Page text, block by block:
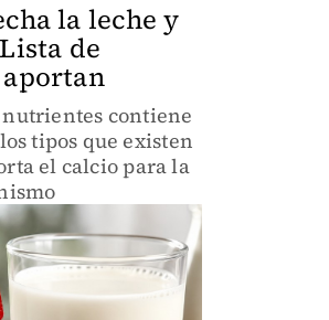
la leche y
de
contiene
tipos que existen
el calcio para la